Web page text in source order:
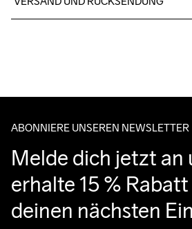
entgegennehmen kannst.
ABONNIERE UNSEREN NEWSLETTER
Melde dich jetzt an
erhalte 15 %
deinen nächsten